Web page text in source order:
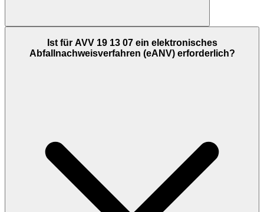
Ist für AVV 19 13 07 ein elektronisches
Abfallnachweisverfahren (eANV) erforderlich?